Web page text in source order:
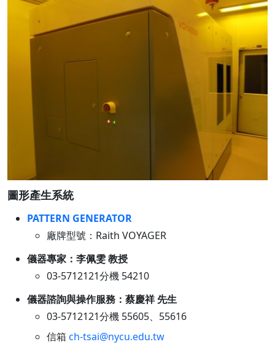
圖形產生系統
PATTERN GENERATOR
廠牌型號：Raith VOYAGER
儀器專家：李佩雯 教授
03-5712121分機 54210
儀器諮詢與操作服務：蔡慶祥 先生
03-5712121分機 55605、55616
信箱 ch-tsai@nycu.edu.tw